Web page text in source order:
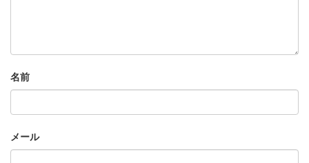
名前
メール